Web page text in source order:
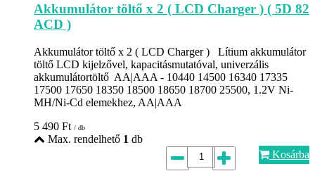
Akkumulátor töltő x 2 ( LCD Charger ) ( 5D 82
ACD )
Akkumulátor töltő x 2 ( LCD Charger ) Lítium akkumulátor
töltő LCD kijelzővel, kapacitásmutatóval, univerzális
akkumulátortöltő AA|AAA - 10440 14500 16340 17335
17500 17650 18350 18500 18650 18700 25500, 1.2V Ni-
MH/Ni-Cd elemekhez, AA|AAA
5 490 Ft / db
Max. rendelhető 1 db
Kosárba